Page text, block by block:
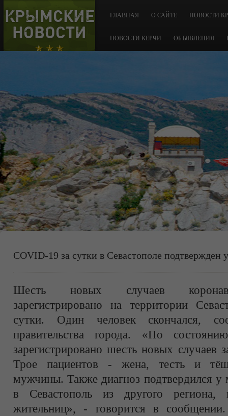
КРЫМСКИЕ
НОВОСТИ
ГЛАВНАЯ О САЙТЕ НОВОСТИ
НОВОСТИ КЕРЧИ ОБЪЯВЛЕНИЯ
COVID-19 за сутки в Севастополе подтвержден
Шесть новых случаев
зарегистрировано на территории
сутки. Один человек скончался,
правительства города. «По
зарегистрировано шесть новых случаев
Трое пациентов - жена, тесть и
мужчины. Также диагноз подтвердился
в Севастополь из другого
жительниц», - говорится в